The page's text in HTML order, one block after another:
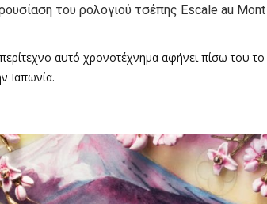
του ρολογιού τσέπης Escale au Mont
αυτό χρονοτέχνημα αφήνει πίσω του το
Ιαπωνία.